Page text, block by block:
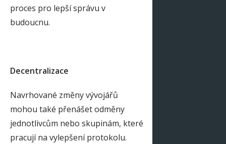
proces pro lepší správu v
budoucnu.
Decentralizace
Navrhované změny vývojářů
mohou také přenášet odměny
jednotlivcům nebo skupinám, které
pracují na vylepšení protokolu.